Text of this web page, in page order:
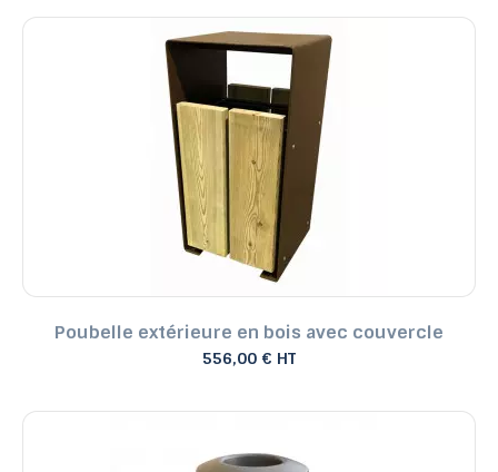
Poubelle extérieure en bois avec couvercle
556,00 € HT